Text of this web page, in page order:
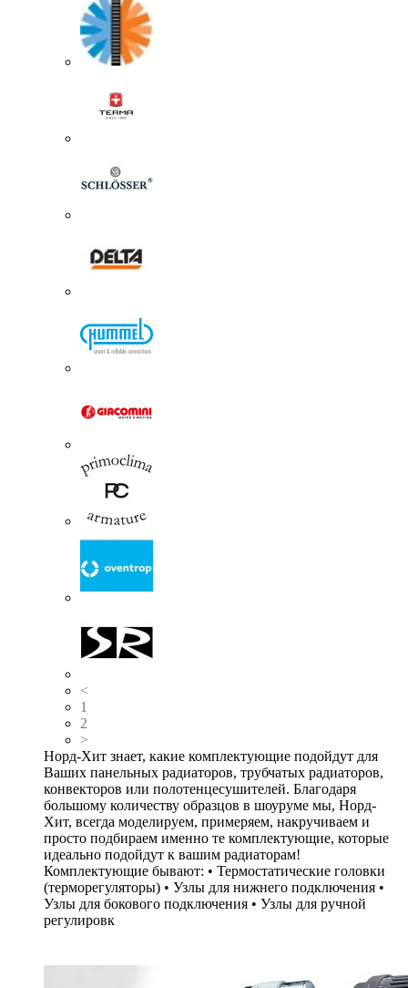
<
1
2
>
Норд-Хит знает, какие комплектующие подойдут для
Ваших панельных радиаторов, трубчатых радиаторов,
конвекторов или полотенцесушителей. Благодаря
большому количеству образцов в шоуруме мы, Норд-
Хит, всегда моделируем, примеряем, накручиваем и
просто подбираем именно те комплектующие, которые
идеально подойдут к вашим радиаторам!
Комплектующие бывают: • Термостатические головки
(терморегуляторы) • Узлы для нижнего подключения •
Узлы для бокового подключения • Узлы для ручной
регулировк